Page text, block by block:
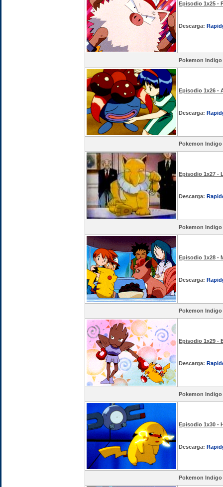
Episodio 1x25 -
Descarga:
Pokemon Indigo
Episodio 1x26 -
Descarga:
Pokemon Indigo
Episodio 1x27 -
Descarga:
Pokemon Indigo
Episodio 1x28 -
Descarga:
Pokemon Indigo
Episodio 1x29 -
Descarga:
Pokemon Indigo
Episodio 1x30 -
Descarga:
Pokemon Indigo